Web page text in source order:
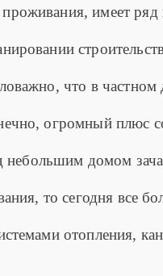
имеет ряд
что в частном
огромный плюс
небольшим домом
то сегодня все
отопления,